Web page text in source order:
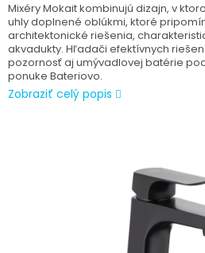
Mixéry Mokait kombinujú dizajn, v
uhly doplnené oblúkmi, ktoré
architektonické riešenia,
akvadukty. Hľadači efektívnych
pozornosť aj umývadlovej batérie
ponuke Bateriovo.
Zobraziť celý popis